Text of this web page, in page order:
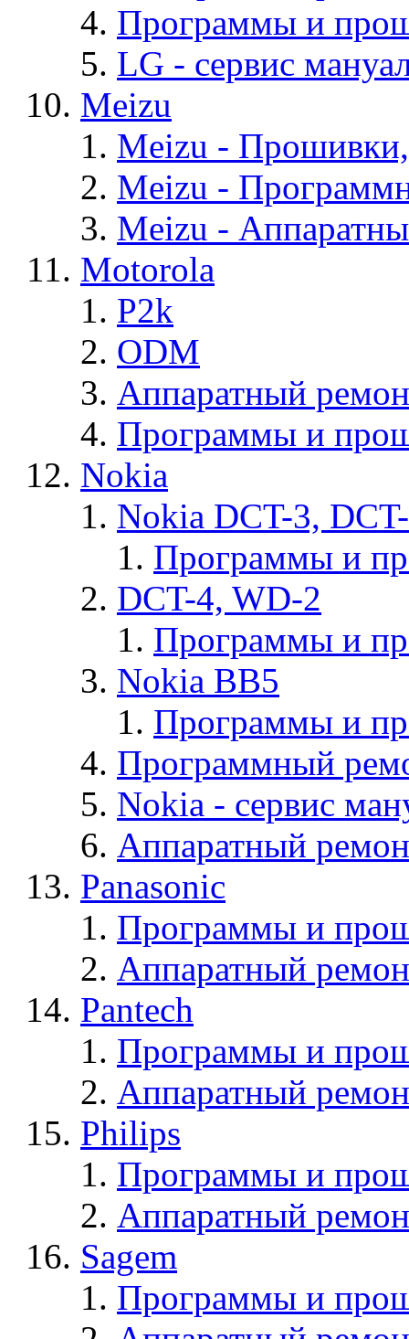
Программы и
LG - cервис
Meizu
Meizu -
Meizu -
Meizu -
Motorola
P2k
ODM
Аппаратный
Программы и
Nokia
Nokia DCT-3,
Программы и
DCT-4, WD-2
Программы и
Nokia BB5
Программы и
Программный
Nokia - cервис
Аппаратный
Panasonic
Программы и
Аппаратный
Pantech
Программы и
Аппаратный
Philips
Программы и
Аппаратный
Sagem
Программы и